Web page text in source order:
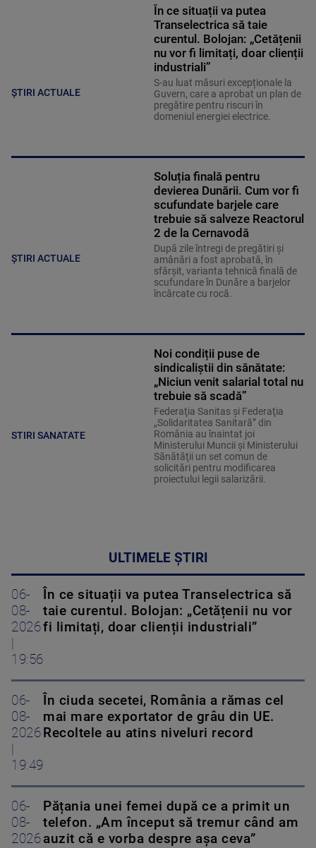
ȘTIRI ACTUALE
În ce situații va putea
Transelectrica să taie
curentul. Bolojan: „Cetățenii
nu vor fi limitați, doar clienții
industriali”
S-au luat măsuri excepționale la
Guvern, care a aprobat un plan de
pregătire pentru riscuri în
domeniul energiei electrice.
ȘTIRI ACTUALE
Soluția finală pentru
devierea Dunării. Cum vor fi
scufundate barjele care
trebuie să salveze Reactorul
2 de la Cernavodă
După zile întregi de pregătiri și
amânări a fost aprobată, în
sfârșit, varianta tehnică finală de
scufundare în Dunăre a barjelor
încărcate cu rocă.
STIRI SANATATE
Noi condiții puse de
sindicaliștii din sănătate:
„Niciun venit salarial total nu
trebuie să scadă”
Federaţia Sanitas şi Federaţia
„Solidaritatea Sanitară” din
România au înaintat joi
Ministerului Muncii şi Ministerului
Sănătăţii un set comun de
solicitări pentru modificarea
proiectului legii salarizării.
ULTIMELE ȘTIRI
06-
08-
2026
19:56
În ce situații va putea Transelectrica să
taie curentul. Bolojan: „Cetățenii nu vor
fi limitați, doar clienții industriali”
06-
08-
2026
19:49
În ciuda secetei, România a rămas cel
mai mare exportator de grâu din UE.
Recoltele au atins niveluri record
06-
08-
2026
Pățania unei femei după ce a primit un
telefon. „Am început să tremur când am
auzit că e vorba despre așa ceva”